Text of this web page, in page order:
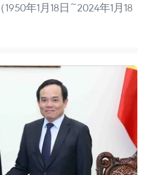
年1月18日~2024年1月18